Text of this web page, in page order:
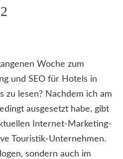
Woche zum
und SEO für Hotels in
zu lesen? Nachdem ich am
ausgesetzt habe, gibt
Internet-Marketing-
Touristik-Unternehmen.
sondern auch im